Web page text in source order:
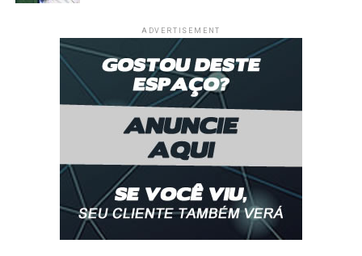
Notícias. Clique aqui.
Comentários
RELATED TOPICS:
DESTAQUE
ADVERTISEMENT